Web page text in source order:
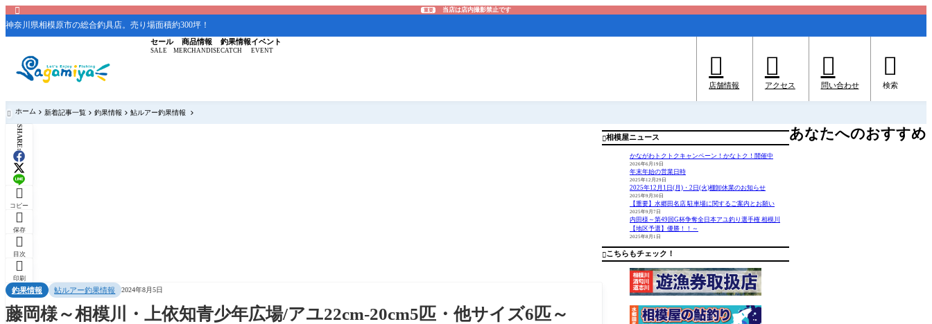
 重要 当店は店内撮影禁止です
神奈川県相模原市の総合釣具店。売り場面積約300坪！
セール
SALE
商品情報
MERCHANDISE
釣果情報
CATCH
イベント
EVENT

店舗情報

アクセス

問い合わせ

検索
 ホーム 新着記事一覧 釣果情報 鮎ルアー釣果情報
SHARE:

コピー

保存

目次

印刷
釣果情報 鮎ルアー釣果情報 2024年8月5日
藤岡様～相模川・上依知青少年広場/アユ22cm-20cm5匹・他サイズ6匹～
相模屋ニュース
かながわトクトクキャンペーン！かなトク！開催中
2026年6月19日
年末年始の営業日時
2025年12月29日
2025年12月1日(月)・2日(火)棚卸休業のお知らせ
2025年9月30日
【重要】水郷田名店 駐車場に関するご案内とお願い
2025年9月7日
内田様～第49回G杯争奪全日本アユ釣り選手権 相模川
【地区予選】優勝！！～
2025年8月1日
こちらもチェック！
あなたへのおすすめ